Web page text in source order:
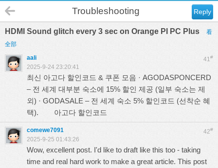
Reply
Troubleshooting
HDMI Sound glitch every 3 sec on Orange PI PC Plus
看
全部
41#
aali
2025-9-24 23:20:41
최신 아고다 할인코드 & 쿠폰 모음 · AGODASPONCERD
– 전 세계 대부분 숙소에 15% 할인 제공 (일부 숙소는 제
외) · GODASALE – 전 세계 숙소 5% 할인코드 (선착순 혜
택). 아고다 할인코드
42#
comewe7091
2025-9-25 01:43:26
Wow, excellent post. I'd like to draft like this too - taking
time and real hard work to make a great article. This post